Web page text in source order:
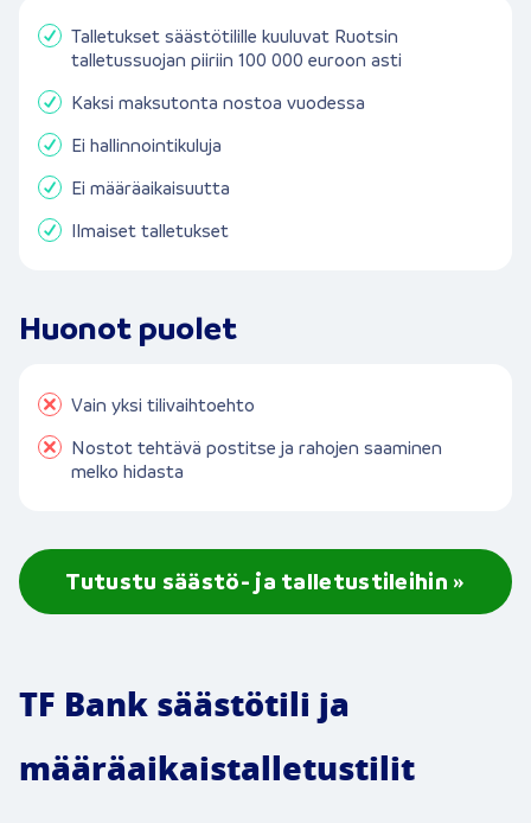
Talletukset säästötilille kuuluvat Ruotsin
talletussuojan piiriin 100 000 euroon asti
Kaksi maksutonta nostoa vuodessa
Ei hallinnointikuluja
Ei määräaikaisuutta
Ilmaiset talletukset
Huonot puolet
Vain yksi tilivaihtoehto
Nostot tehtävä postitse ja rahojen saaminen
melko hidasta
Tutustu säästö- ja talletustileihin »
TF Bank säästötili ja
määräaikaistalletustilit